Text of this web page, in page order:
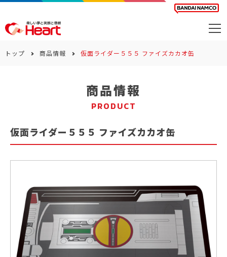
サステナビリティ
トップ 商品情報 仮面ライダー５５５ ファイズカカオ缶
商品情報
PRODUCT
仮面ライダー５５５ ファイズカカオ缶